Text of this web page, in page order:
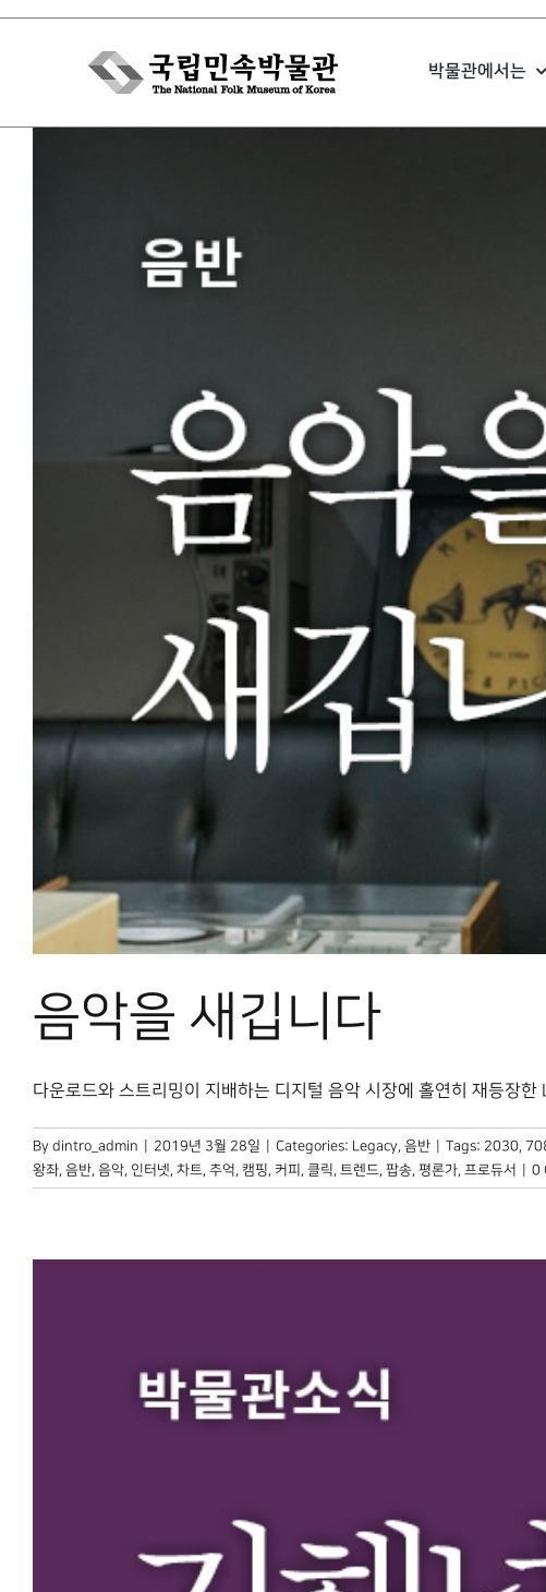
Skip
박물관에서는
음악을 새깁니다
다운로드와 스트리밍이 지배하는 디지털 음악 시장에 홀연히 재등장한
By dintro_admin 2019년 3월 28일 Categories: Legacy, 음반 Tags: 2030,
왕좌, 음반, 음악, 인터넷, 차트, 추억, 캠핑, 커피 , 클릭, 트렌드, 팝송, 평론가, 프로듀서 0